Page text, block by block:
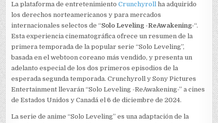
La plataforma de entretenimientoCrunchyroll ha adquirido
los derechos norteamericanos y para mercados
internacionales selectos de “Solo Leveling -ReAwakening-“.
Esta experiencia cinematográfica ofrece un resumen de la
primera temporada de la popular serie “Solo Leveling”,
basada en el webtoon coreano más vendido, y presenta un
adelanto especial de los dos primeros episodios de la
esperada segunda temporada. Crunchyroll y Sony Pictures
Entertainment llevarán “Solo Leveling -ReAwakening-” a cines
de Estados Unidos y Canadá el 6 de diciembre de 2024.
La serie de anime “Solo Leveling” es una adaptación de la